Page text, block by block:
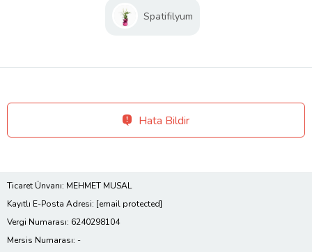
Spatifilyum
Hata Bildir
Ticaret Ünvanı: MEHMET MUSAL
Kayıtlı E-Posta Adresi: [email protected]
Vergi Numarası: 6240298104
Mersis Numarası: -